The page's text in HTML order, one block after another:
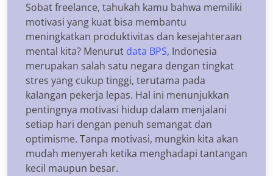
Sobat freelance, tahukah kamu bahwa memiliki
motivasi yang kuat bisa membantu
meningkatkan produktivitas dan kesejahteraan
mental kita? Menurut data BPS, Indonesia
merupakan salah satu negara dengan tingkat
stres yang cukup tinggi, terutama pada
kalangan pekerja lepas. Hal ini menunjukkan
pentingnya motivasi hidup dalam menjalani
setiap hari dengan penuh semangat dan
optimisme. Tanpa motivasi, mungkin kita akan
mudah menyerah ketika menghadapi tantangan
kecil maupun besar.